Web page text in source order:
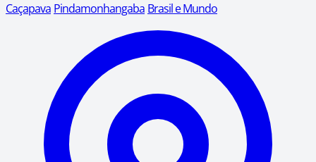
Caçapava Pindamonhangaba Brasil e Mundo